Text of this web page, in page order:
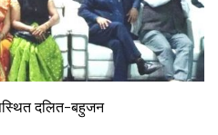
दलित-बहुजन